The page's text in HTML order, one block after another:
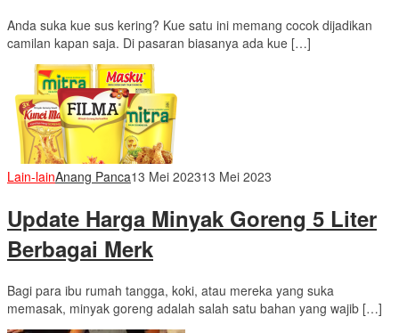
Anda suka kue sus kering? Kue satu ini memang cocok dijadikan
camilan kapan saja. Di pasaran biasanya ada kue […]
Lain-lainAnang Panca13 Mei 202313 Mei 2023
Update Harga Minyak Goreng 5 Liter
Berbagai Merk
Bagi para ibu rumah tangga, koki, atau mereka yang suka
memasak, minyak goreng adalah salah satu bahan yang wajib […]